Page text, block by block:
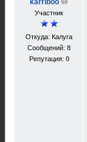
karriboo
Участник
Откуда: Калуга
Сообщений: 8
Репутация: 0